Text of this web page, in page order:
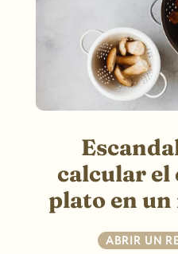
calcular el
plato en
ABRIR UN